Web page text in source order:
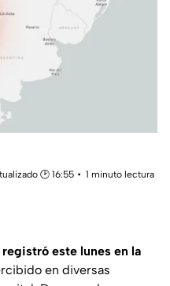
🕑 16:55
1 minuto lectura
registró este lunes en la
en diversas